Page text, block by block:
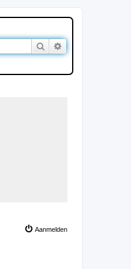
Zoek
Aanmelden